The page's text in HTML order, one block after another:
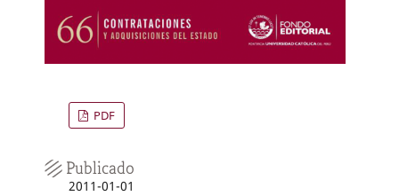
PDF
Publicado
2011-01-01